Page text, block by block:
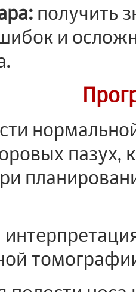
получить
и